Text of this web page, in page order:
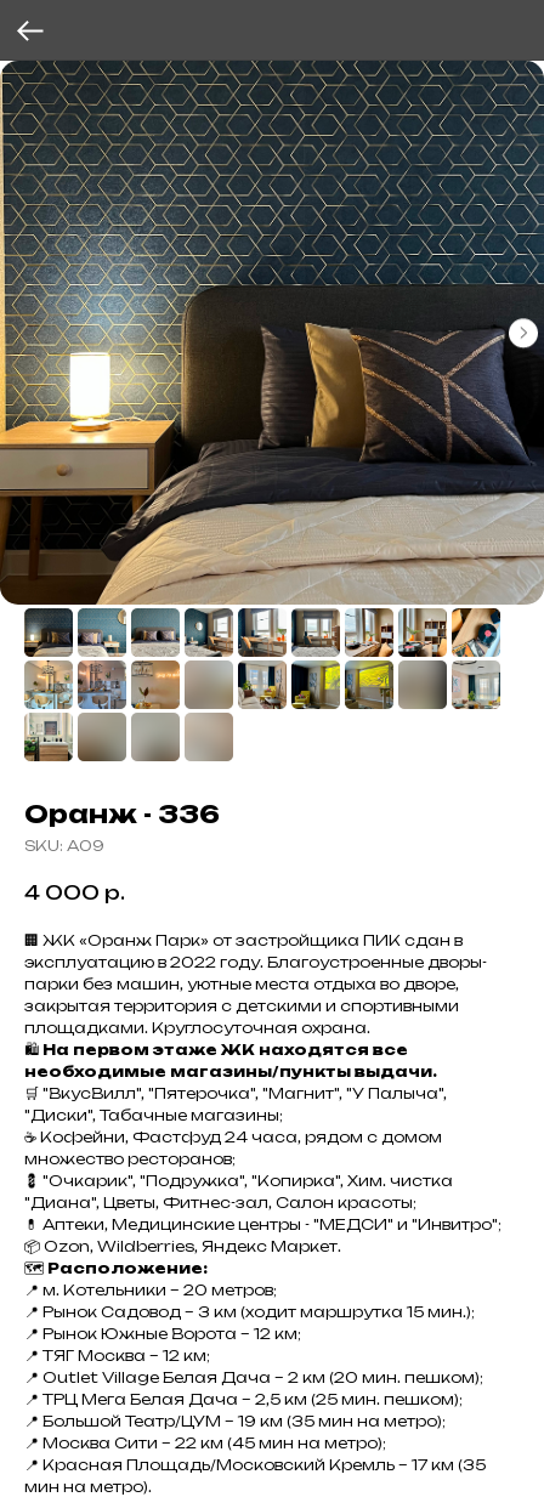
Оранж - 336
SKU: A09
4 000 р.
🏢 ЖК «Оранж Парк» от застройщика ПИК сдан в
эксплуатацию в 2022 году. Благоустроенные дворы-
парки без машин, уютные места отдыха во дворе,
закрытая территория с детскими и спортивными
площадками. Круглосуточная охрана.
🛍️ На первом этаже ЖК находятся все
необходимые магазины/пункты выдачи.
🛒 "ВкусВилл", "Пятерочка", "Магнит", "У Палыча",
"Диски", Табачные магазины;
☕ Кофейни, Фастфуд 24 часа, рядом с домом
множество ресторанов;
💈 "Очкарик", "Подружка", "Копирка", Хим. чистка
"Диана", Цветы, Фитнес-зал, Салон красоты;
💊 Аптеки, Медицинские центры - "МЕДСИ" и "Инвитро";
📦 Ozon, Wildberries, Яндекс Маркет.
🗺️ Расположение:
📍 м. Котельники – 20 метров;
📍 Рынок Садовод – 3 км (ходит маршрутка 15 мин.);
📍 Рынок Южные Ворота – 12 км;
📍 ТЯГ Москва – 12 км;
📍 Outlet Village Белая Дача – 2 км (20 мин. пешком);
📍 ТРЦ Мега Белая Дача – 2,5 км (25 мин. пешком);
📍 Большой Театр/ЦУМ – 19 км (35 мин на метро);
📍 Москва Сити – 22 км (45 мин на метро);
📍 Красная Площадь/Московский Кремль – 17 км (35
мин на метро).